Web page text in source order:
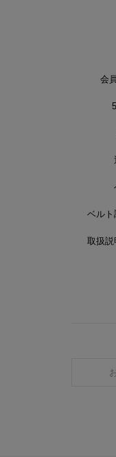
会
ベルト
取扱説